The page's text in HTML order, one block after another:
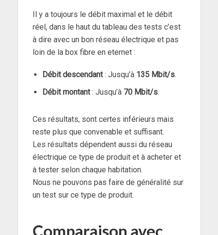
Il y a toujours le débit maximal et le débit
réel, dans le haut du tableau des tests c’est
à dire avec un bon réseau électrique et pas
loin de la box fibre en eternet :
Débit descendant: Jusqu’à 135 Mbit/s.
Débit montant: Jusqu’à 70 Mbit/s.
Ces résultats, sont certes inférieurs mais
reste plus que convenable et suffisant.
Les résultats dépendent aussi du réseau
électrique ce type de produit et à acheter et
à tester selon chaque habitation.
Nous ne pouvons pas faire de généralité sur
un test sur ce type de produit.
Comparaison avec